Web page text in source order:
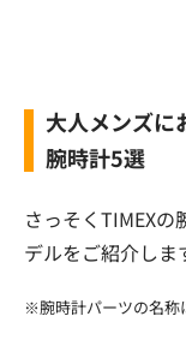
大人メンズに
腕時計5選
さっそくTIMEX
デルをご紹介しま
※腕時計パーツの名称